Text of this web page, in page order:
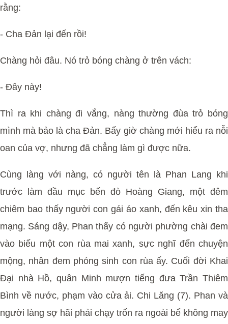
rằng:
- Cha Đản lại đến rồi!
Chàng hỏi đâu. Nó trỏ bóng chàng ở trên vách:
- Đây này!
Thì ra khi chàng đi vắng, nàng thường đùa trỏ bóng
mình mà bảo là cha Đản. Bấy giờ chàng mới hiểu ra nỗi
oan của vợ, nhưng đã chẳng làm gì được nữa.
Cùng làng với nàng, có người tên là Phan Lang khi
trước làm đầu mục bến đò Hoàng Giang, một đêm
chiêm bao thấy người con gái áo xanh, đến kêu xin tha
mạng. Sáng dậy, Phan thấy có người phường chài đem
vào biếu một con rùa mai xanh, sực nghĩ đến chuyện
mộng, nhân đem phóng sinh con rùa ấy. Cuối đời Khai
Đại nhà Hồ, quân Minh mượn tiếng đưa Trần Thiêm
Bình về nước, phạm vào cửa ải. Chi Lăng (7). Phan và
người làng sợ hãi phải chạy trốn ra ngoài bể không may